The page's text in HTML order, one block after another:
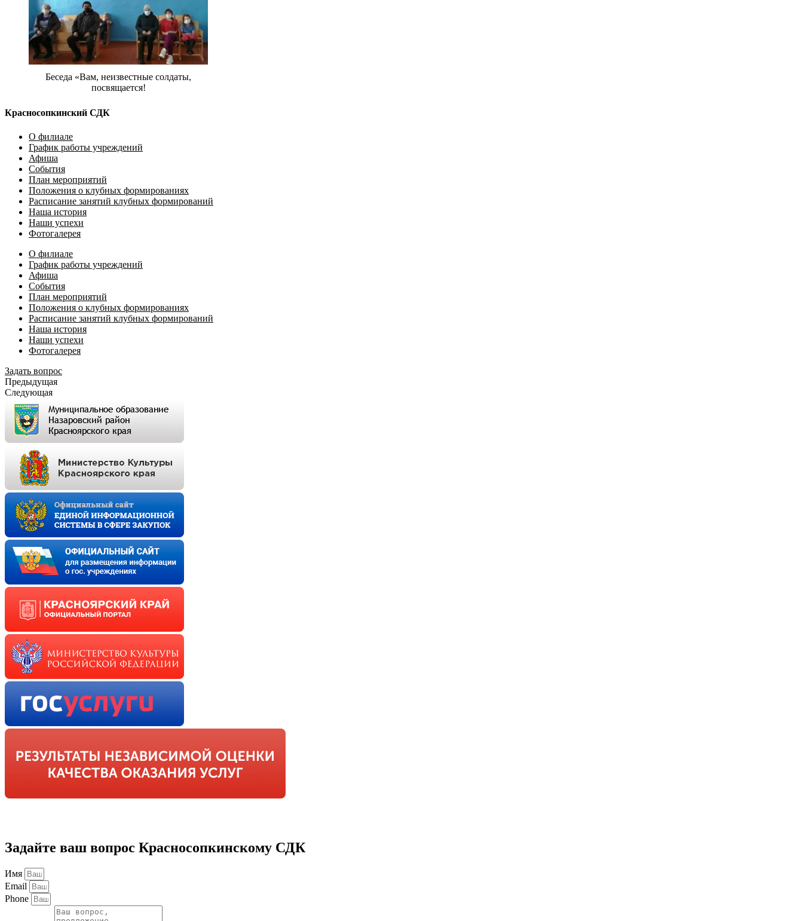
Беседа «Вам, неизвестные солдаты,
посвящается!
Красносопкинский СДК
О филиале
График работы учреждений
Афиша
События
План мероприятий
Положения о клубных формированиях
Расписание занятий клубных формирований
Наша история
Наши успехи
Фотогалерея
О филиале
График работы учреждений
Афиша
События
План мероприятий
Положения о клубных формированиях
Расписание занятий клубных формирований
Наша история
Наши успехи
Фотогалерея
Задать вопрос
Предыдущая
Следующая
Задайте ваш вопрос Красносопкинскому СДК
Имя
Email
Phone